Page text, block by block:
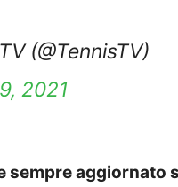
(@TennisTV)
2021
sempre aggiornato